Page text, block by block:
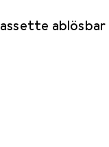
ablösbar